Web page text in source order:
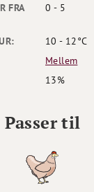
FRA
0 - 5
10 - 12°C
Mellem
13%
Passer til